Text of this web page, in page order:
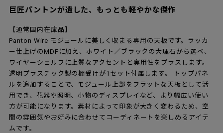
巨匠パントンが遺した、もっとも軽やかな傑作
【通常国内在庫品】
Panton Wire モジュールに美しく収まる専用の天板です。ラッカ
ー仕上げのMDFに加え、ホワイト／ブラックの大理石から選べ、
ワイヤーシェルフに上質なアクセントと実用性をプラスします。
透明プラスチック製の棚受けが1セット付属します。 トップパネ
ルを追加することで、モジュール上部をフラットな天板として活
用でき、花器や照明、小物のディスプレイなど、より幅広い使い
方が可能になります。素材によって印象が大きく変わるため、空
間の雰囲気やお好みに合わせてコーディネートを楽しめるアイテ
ムです。